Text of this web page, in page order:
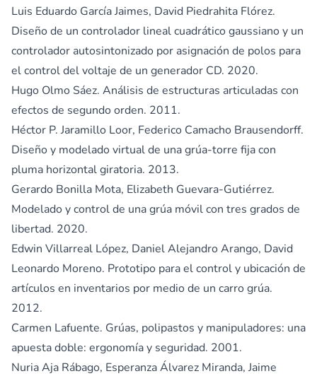
Luis Eduardo García Jaimes, David Piedrahita Flórez.
Diseño de un controlador lineal cuadrático gaussiano y un
controlador autosintonizado por asignación de polos para
el control del voltaje de un generador CD. 2020.
Hugo Olmo Sáez. Análisis de estructuras articuladas con
efectos de segundo orden. 2011.
Héctor P. Jaramillo Loor, Federico Camacho Brausendorff.
Diseño y modelado virtual de una grúa-torre fija con
pluma horizontal giratoria. 2013.
Gerardo Bonilla Mota, Elizabeth Guevara-Gutiérrez.
Modelado y control de una grúa móvil con tres grados de
libertad. 2020.
Edwin Villarreal López, Daniel Alejandro Arango, David
Leonardo Moreno. Prototipo para el control y ubicación de
artículos en inventarios por medio de un carro grúa.
2012.
Carmen Lafuente. Grúas, polipastos y manipuladores: una
apuesta doble: ergonomía y seguridad. 2001.
Nuria Aja Rábago, Esperanza Álvarez Miranda, Jaime